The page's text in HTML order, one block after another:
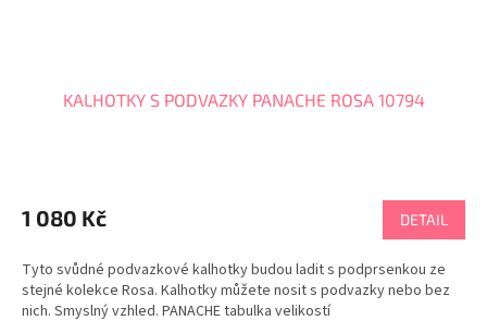
KALHOTKY S PODVAZKY PANACHE ROSA 10794
1 080 Kč DETAIL
Tyto svůdné podvazkové kalhotky budou ladit s podprsenkou ze
stejné kolekce Rosa. Kalhotky můžete nosit s podvazky nebo bez
nich. Smyslný vzhled. PANACHE tabulka velikostí